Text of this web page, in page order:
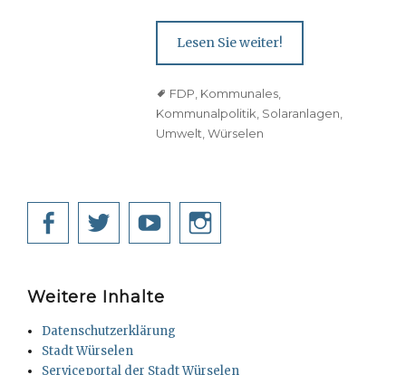
Lesen Sie weiter!
TagsFDP Kommunales
Kommunalpolitik Solaranlagen
Umwelt ,Würselen
Facebook
TwitterYouTube
Weitere Inhalte
Datenschutzerklärung
Stadt Würselen
Serviceportal der Stadt Würselen